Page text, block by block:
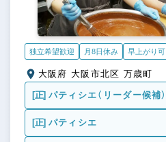
独立希望歓迎 月8日休み 早上がり可
大阪府 大阪市北区 万歳町
[正] パティシエ（リーダー候補）
[正] パティシエ